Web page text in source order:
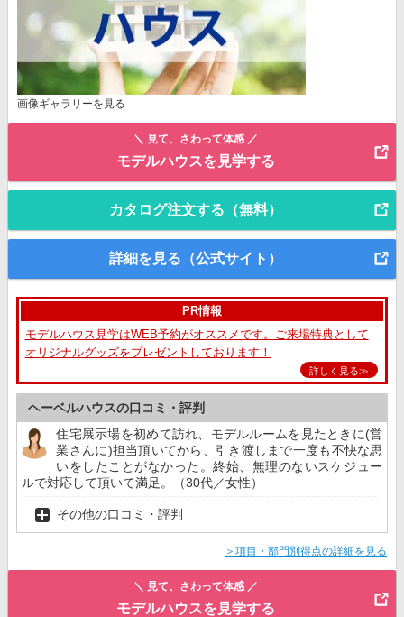
画像ギャラリーを見る
＼ 見て、さわって体感 ／
モデルハウスを見学する
カタログ注文する（無料）
詳細を見る（公式サイト）
PR情報
モデルハウス見学はWEB予約がオススメです。ご来場特典として
オリジナルグッズをプレゼントしております！
詳しく見る≫
ヘーベルハウスの口コミ・評判
住宅展示場を初めて訪れ、モデルルームを見たときに(営
業さんに)担当頂いてから、引き渡しまで一度も不快な思
いをしたことがなかった。終始、無理のないスケジュー
ルで対応して頂いて満足。（30代／女性）
その他の口コミ・評判
＞項目・部門別得点の詳細を見る
＼ 見て、さわって体感 ／
モデルハウスを見学する